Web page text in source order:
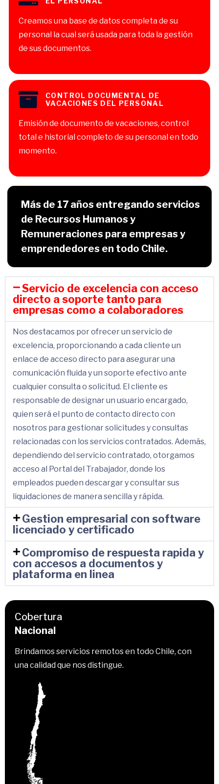
Creamos una base de datos completa de su
personal la cual será usada para toda la gestión
de sus documentos.
CONTROL DOCUMENTAL DE
VACACIONES DEL PERSONAL
Emisión de documento de vacaciones, control
total e historial completo de su personal en todo
momento.
Más de 17 años entregando servicios
de Recursos Humanos y
Remuneraciones para empresas y
emprendedores en todo Chile.
Servicio de excelencia con acceso
directo a soporte tanto para
empresas como a colaboradores
Nos destacamos por ofrecer un servicio de
excelencia, proporcionando a cada cliente un
enlace de acceso directo para asegurar una
comunicación fluida y un soporte efectivo ante
cualquier consulta o solicitud. El cliente es
responsable de designar un usuario encargado,
quien será el punto de contacto directo con
nosotros para gestionar solicitudes y consultas
relacionadas con los servicios contratados. Además,
dependiendo del servicio contratado, otorgamos
acceso al Portal del Trabajador, donde los
empleados pueden descargar y consultar sus
liquidaciones de manera sencilla y rápida.
Gestion empresarial con software
licenciado y certificado
Compromiso de respuesta rapida y
con accesos a documentos y
plataforma en linea
Cobertura
Nacional
Brindamos servicios remotos en todo Chile, con
una calidad que nos distingue.